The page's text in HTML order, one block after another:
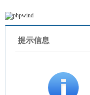
提示信息